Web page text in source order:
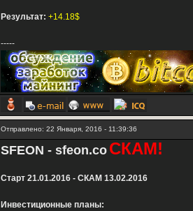
Результат: +14.18$
-----
Отправлено: 22 Января, 2016 - 11:39:36
SFEON - sfeon.co СКАМ!
Старт 21.01.2016 - СКАМ 13.02.2016
Инвестиционные планы: